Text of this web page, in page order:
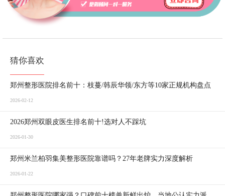
猜你喜欢
郑州整形医院排名前十：枝蔓/韩辰华领/东方等10家正规机构盘点
2026-02-12
2026郑州双眼皮医生排名前十!选对人不踩坑
2026-01-30
郑州米兰柏羽集美整形医院靠谱吗？27年老牌实力深度解析
2026-01-22